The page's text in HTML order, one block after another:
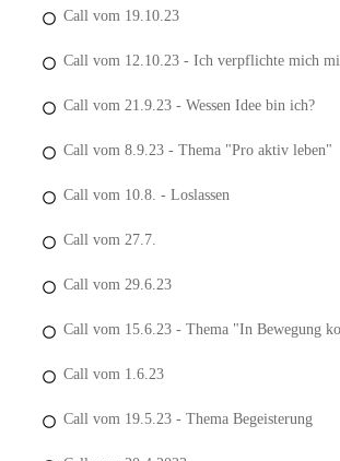
Call vom 19.10.23
Call vom 12.10.23 - Ich verpflichte mich
Call vom 21.9.23 - Wessen Idee bin ich?
Call vom 8.9.23 - Thema "Pro aktiv leben"
Call vom 10.8. - Loslassen
Call vom 27.7.
Call vom 29.6.23
Call vom 15.6.23 - Thema "In Bewegung
Call vom 1.6.23
Call vom 19.5.23 - Thema Begeisterung